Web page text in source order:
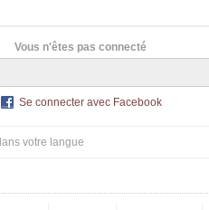
Vous n'êtes pas connecté
Se connecter avec Facebook
votre langue